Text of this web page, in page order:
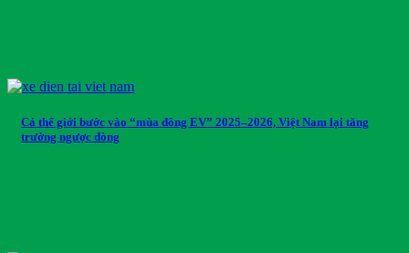
Cả thế giới bước vào “mùa đông EV” 2025–2026, Việt Nam lại tăng
trưởng ngược dòng